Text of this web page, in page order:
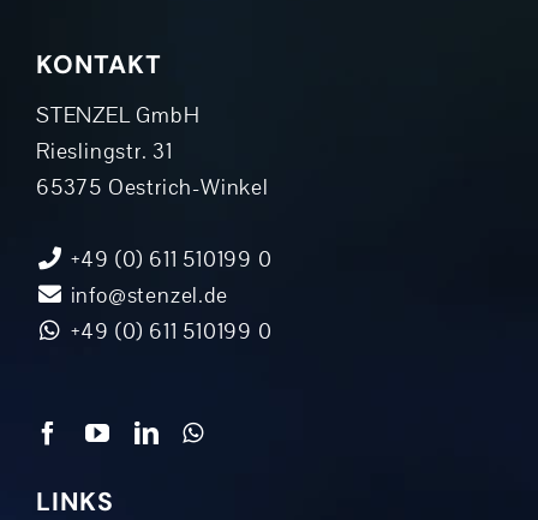
KONTAKT
STENZEL GmbH
Rieslingstr. 31
65375 Oestrich-Winkel
+49 (0) 611 510199 0
info@stenzel.de
+49 (0) 611 510199 0
LINKS